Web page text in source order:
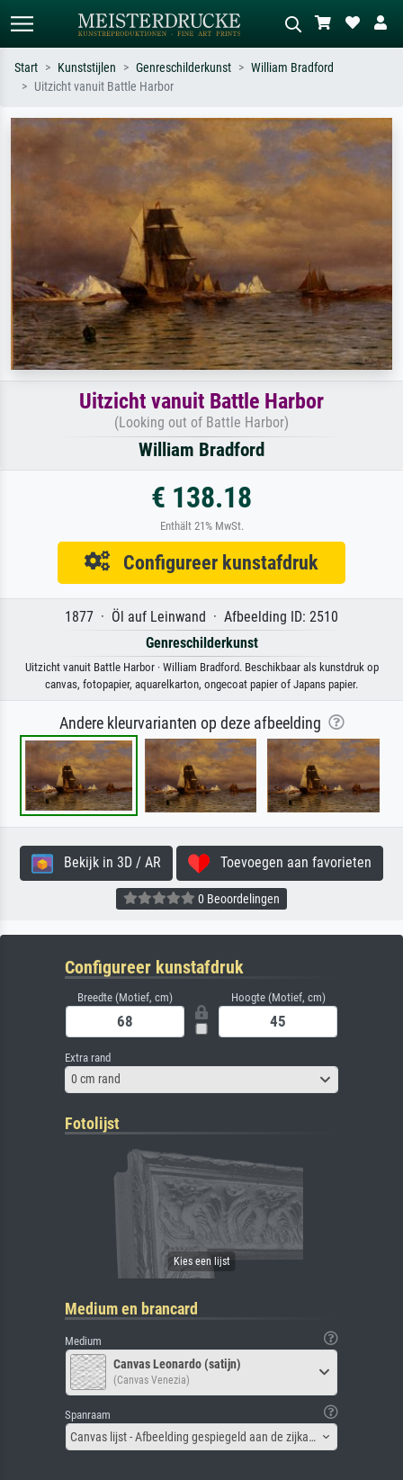
Zoek op kunstenaar, titel of stijl – bijv.
Monet, Sterrennacht, impressionisme,
Hokusai-golf, naakt.
Beschrijf de scène – bijv. groene
weide, abstract met veel rood, donker
olieverfschilderij, staand naakt naast
een boom.
Start Kunststijlen Genreschilderkunst
William Bradford
Uitzicht vanuit Battle Harbor
Uitzicht vanuit Battle Harbor
(Looking out of Battle Harbor)
William Bradford
€ 138.18
Enthält 21% MwSt.
Configureer kunstafdruk
1877 · Öl auf Leinwand · Afbeelding ID: 2510
Genreschilderkunst
Uitzicht vanuit Battle Harbor · William Bradford. Beschikbaar als kunstdruk op
canvas, fotopapier, aquarelkarton, ongecoat papier of Japans papier.
Andere kleurvarianten op deze afbeelding
Bekijk in 3D / AR Toevoegen aan favorieten
0 Beoordelingen
Configureer kunstafdruk
Breedte (Motief, cm) Hoogte (Motief, cm)
Extra rand
0 cm rand
Fotolijst
Medium en brancard
Medium
Canvas Leonardo (satijn)
(Canvas Venezia)
Spanraam
Canvas lijst - Afbeelding gespiegeld aan de zijkant